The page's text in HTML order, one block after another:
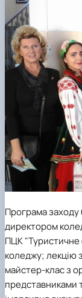
Програма заходу
директором
ПЦК "Туристичне
коледжу; лекцію
майстер-клас з
представниками